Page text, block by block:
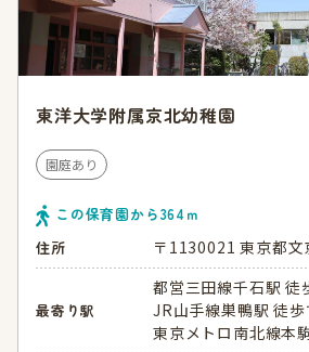
東洋大学附属京北幼稚園
園庭あり
この保育園から364 ｍ
住所
〒1130021 東京都
最寄り駅
都営三田線千石駅 徒
JR山手線巣鴨駅 徒
東京メトロ南北線本